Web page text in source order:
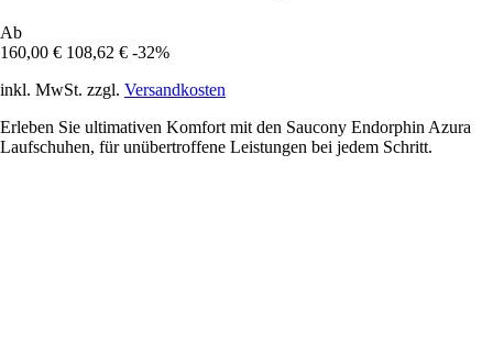
Ab
160,00 € 108,62 € -32%
inkl. MwSt. zzgl. Versandkosten
Erleben Sie ultimativen Komfort mit den Saucony Endorphin Azura
Laufschuhen, für unübertroffene Leistungen bei jedem Schritt.